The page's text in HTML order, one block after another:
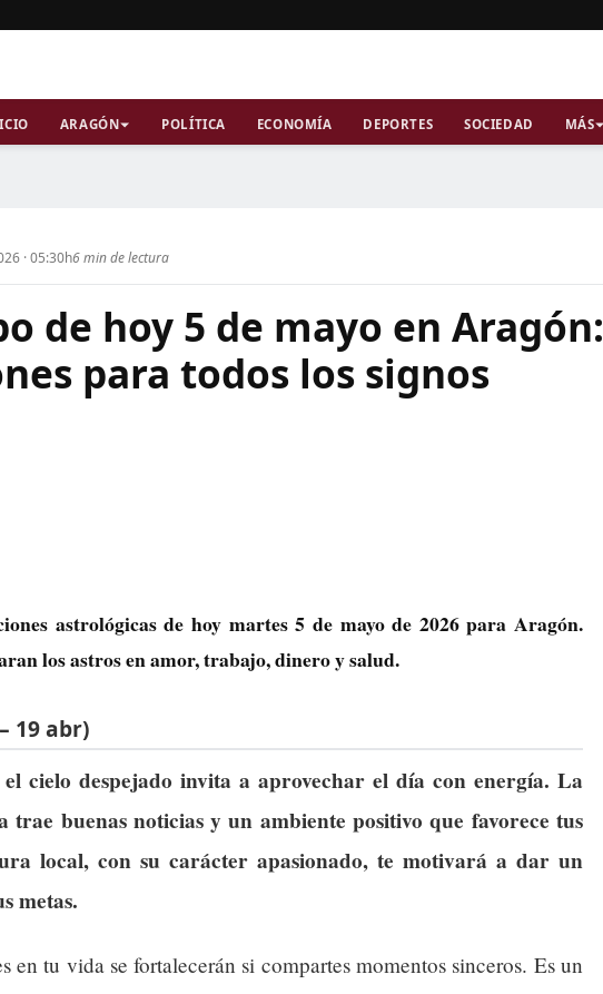
ARAGÓN POLÍTICA ECONOMÍA DEPORTES SOCIEDAD MÁS
· 05:30h6 min de lectura
de hoy 5 de mayo en Aragón:
para todos los signos
astrológicas de hoy martes 5 de mayo de 2026 para Aragón.
los astros en amor, trabajo, dinero y salud.
19 abr)
cielo despejado invita a aprovechar el día con energía. La
trae buenas noticias y un ambiente positivo que favorece tus
local, con su carácter apasionado, te motivará a dar un
metas.
en tu vida se fortalecerán si compartes momentos sinceros. Es un